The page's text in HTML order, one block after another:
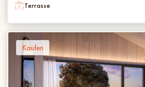
Terrasse
Kaufen